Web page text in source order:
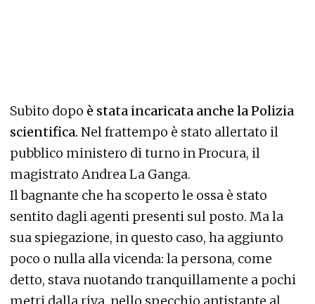
Subito dopo è stata incaricata anche la Polizia
scientifica. Nel frattempo è stato allertato il
pubblico ministero di turno in Procura, il
magistrato Andrea La Ganga.
Il bagnante che ha scoperto le ossa è stato
sentito dagli agenti presenti sul posto. Ma la
sua spiegazione, in questo caso, ha aggiunto
poco o nulla alla vicenda: la persona, come
detto, stava nuotando tranquillamente a pochi
metri dalla riva, nello specchio antistante al